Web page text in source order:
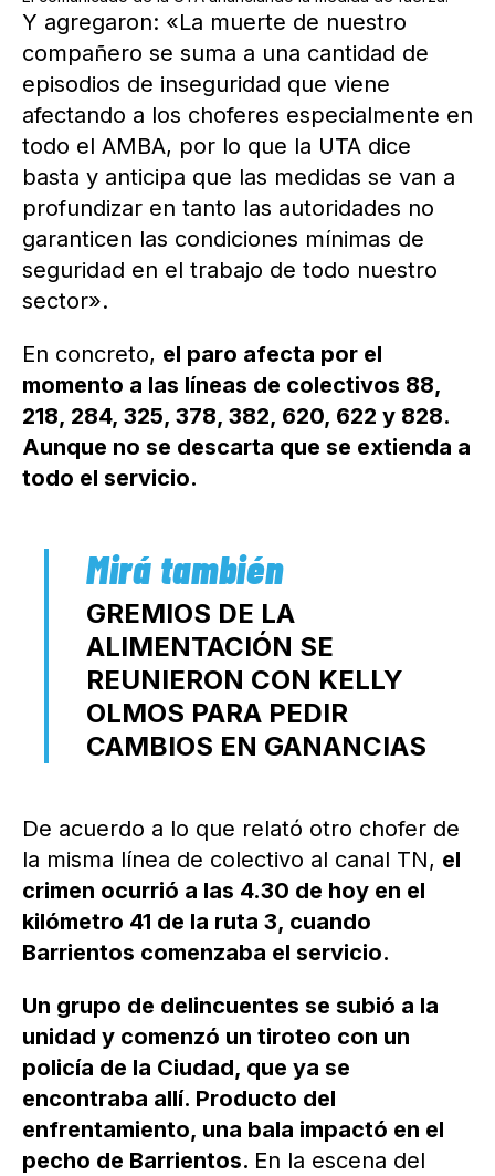
Y agregaron: «La muerte de nuestro
compañero se suma a una cantidad de
episodios de inseguridad que viene
afectando a los choferes especialmente en
todo el AMBA, por lo que la UTA dice
basta y anticipa que las medidas se van a
profundizar en tanto las autoridades no
garanticen las condiciones mínimas de
seguridad en el trabajo de todo nuestro
sector».
En concreto, el paro afecta por el
momento a las líneas de colectivos 88,
218, 284, 325, 378, 382, 620, 622 y 828.
Aunque no se descarta que se extienda a
todo el servicio.
GREMIOS DE LA
ALIMENTACIÓN SE
REUNIERON CON KELLY
OLMOS PARA PEDIR
CAMBIOS EN GANANCIAS
De acuerdo a lo que relató otro chofer de
la misma línea de colectivo al canal TN, el
crimen ocurrió a las 4.30 de hoy en el
kilómetro 41 de la ruta 3, cuando
Barrientos comenzaba el servicio.
Un grupo de delincuentes se subió a la
unidad y comenzó un tiroteo con un
policía de la Ciudad, que ya se
encontraba allí. Producto del
enfrentamiento, una bala impactó en el
pecho de Barrientos. En la escena del